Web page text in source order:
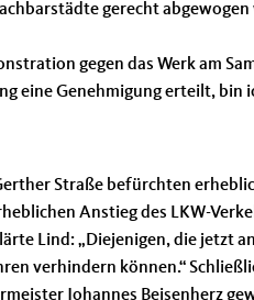
gerecht abgewogen
gegen das Werk am
eine Genehmigung erteilt,
Straße befürchten
Anstieg des LKW-
Lind: „Diejenigen, die jetzt
verhindern können.“
Johannes Beisenherz